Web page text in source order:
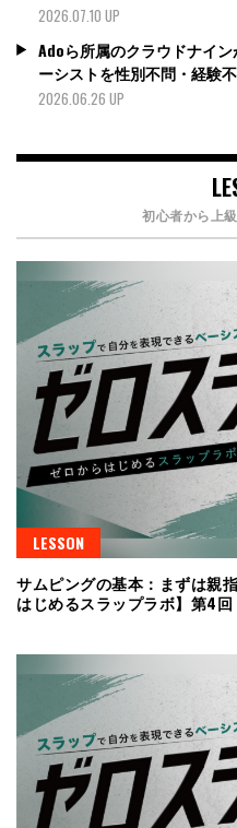
2026.07.10 UP
Adoら所属のクラウドナイ
ーシストを性別不問・経験
2026.06.26 UP
初心者から上
LESSON
サムピングの基本：まずは親
はじめるスラップラボ】第4回